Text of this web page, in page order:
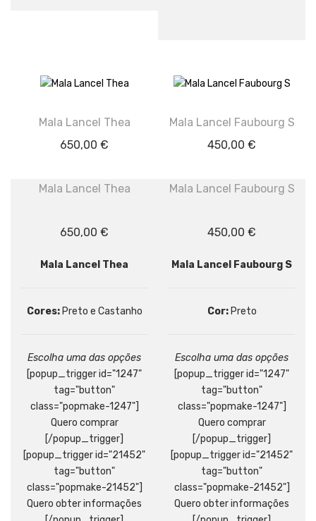
Mala Lancel Thea
650,00 €
Mala Lancel Thea
650,00 €
Mala Lancel Thea
Cores:Preto e Castanho
Escolha uma das opções
[popup_trigger id="1247"
tag="button"
class="popmake-1247"]
Quero comprar
[/popup_trigger]
[popup_trigger id="21452"
tag="button"
class="popmake-21452"]
Quero obter informações
Mala Lancel Faubourg S
450,00 €
Mala Lancel Faubourg S
450,00 €
Mala Lancel Faubourg S
Cor:Preto
Escolha uma das opções
[popup_trigger id="1247"
tag="button"
class="popmake-1247"]
Quero comprar
[/popup_trigger]
[popup_trigger id="21452"
tag="button"
class="popmake-21452"]
Quero obter informações